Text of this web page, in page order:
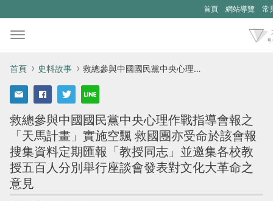
首頁 網站導覽 常
首頁 史料故事 救總參與中國國民黨中央心理作戰指導會報之「天馬計畫」實施空飄 救國團亦受命於該會報搜集資料定期匯報「教授同志」並邀集各校教授五百人分別舉行座談會發表對文化大革命之意見
救總參與中國國民黨中央心理作戰指導會報之
「天馬計畫」實施空飄 救國團亦受命於該會報
搜集資料定期匯報「教授同志」並邀集各校教
授五百人分別舉行座談會發表對文化大革命之
意見